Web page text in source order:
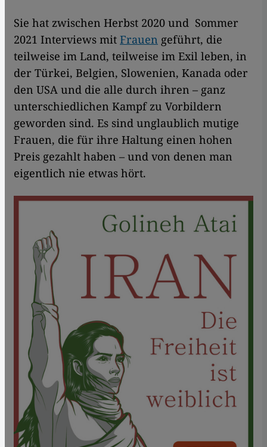
Sie hat zwischen Herbst 2020 und Sommer
2021 Interviews mit Frauen geführt, die
teilweise im Land, teilweise im Exil leben, in
der Türkei, Belgien, Slowenien, Kanada oder
den USA und die alle durch ihren – ganz
unterschiedlichen Kampf zu Vorbildern
geworden sind. Es sind unglaublich mutige
Frauen, die für ihre Haltung einen hohen
Preis gezahlt haben – und von denen man
eigentlich nie etwas hört.